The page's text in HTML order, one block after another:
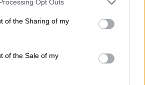
or usage behaviour. You may click to
to Google and its third-party tags to
specified purposes in below Google
Opt Outs
of the Sharing of my
of the Sale of my
ούτε Grace Kelly», λέει
ο Χίτσκοκ μπόρεσε να
με θεατρική
ανταποκρίνονταν εύκολα
του. Δεν υπήρχαν ηθοποιοί
πριμαντόνες, ούτε